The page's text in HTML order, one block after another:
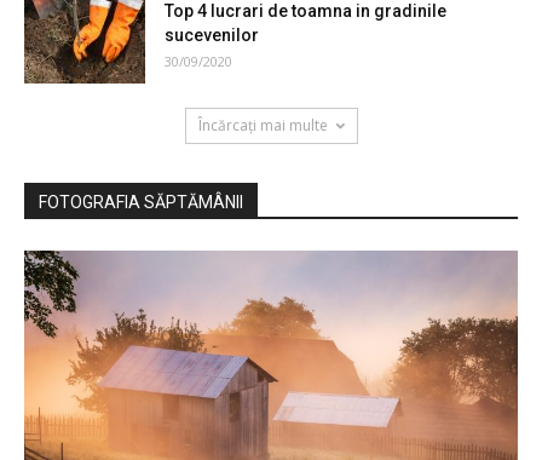
Top 4 lucrari de toamna in gradinile
sucevenilor
30/09/2020
Încărcați mai multe
FOTOGRAFIA SĂPTĂMÂNII